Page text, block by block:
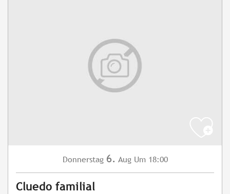
Donnerstag 6. Aug Um 18:00
Cluedo familial